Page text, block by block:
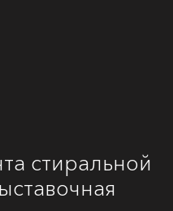
стиральной